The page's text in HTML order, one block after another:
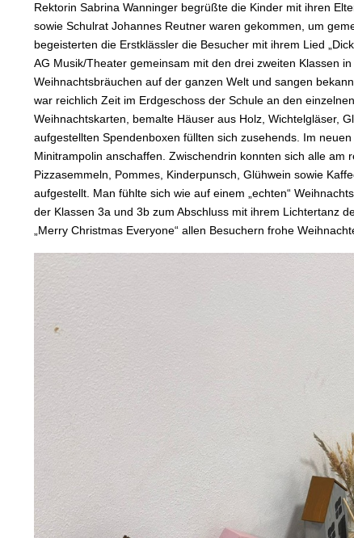
Rektorin Sabrina Wanninger begrüßte die Kinder mit ihren
sowie Schulrat Johannes Reutner waren gekommen, um
begeisterten die Erstklässler die Besucher mit ihrem Lied
AG Musik/Theater gemeinsam mit den drei zweiten Klassen
Weihnachtsbräuchen auf der ganzen Welt und sangen
war reichlich Zeit im Erdgeschoss der Schule an den
Weihnachtskarten, bemalte Häuser aus Holz, Wichtelgläser,
aufgestellten Spendenboxen füllten sich zusehends. Im
Minitrampolin anschaffen. Zwischendrin konnten sich alle
Pizzasemmeln, Pommes, Kinderpunsch, Glühwein sowie
aufgestellt. Man fühlte sich wie auf einem „echten“
der Klassen 3a und 3b zum Abschluss mit ihrem Lichtertanz
„Merry Christmas Everyone“ allen Besuchern frohe